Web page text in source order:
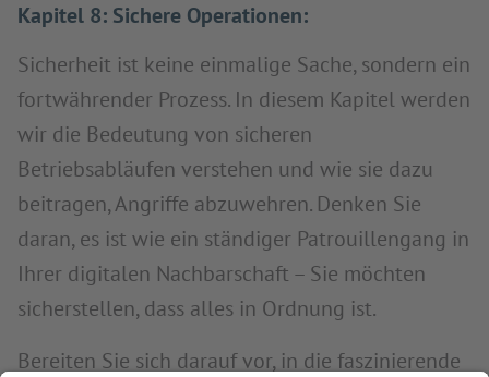
Kapitel 8: Sichere Operationen:
Sicherheit ist keine einmalige Sache, sondern ein
fortwährender Prozess. In diesem Kapitel werden
wir die Bedeutung von sicheren
Betriebsabläufen verstehen und wie sie dazu
beitragen, Angriffe abzuwehren. Denken Sie
daran, es ist wie ein ständiger Patrouillengang in
Ihrer digitalen Nachbarschaft – Sie möchten
sicherstellen, dass alles in Ordnung ist.
Bereiten Sie sich darauf vor, in die faszinierende